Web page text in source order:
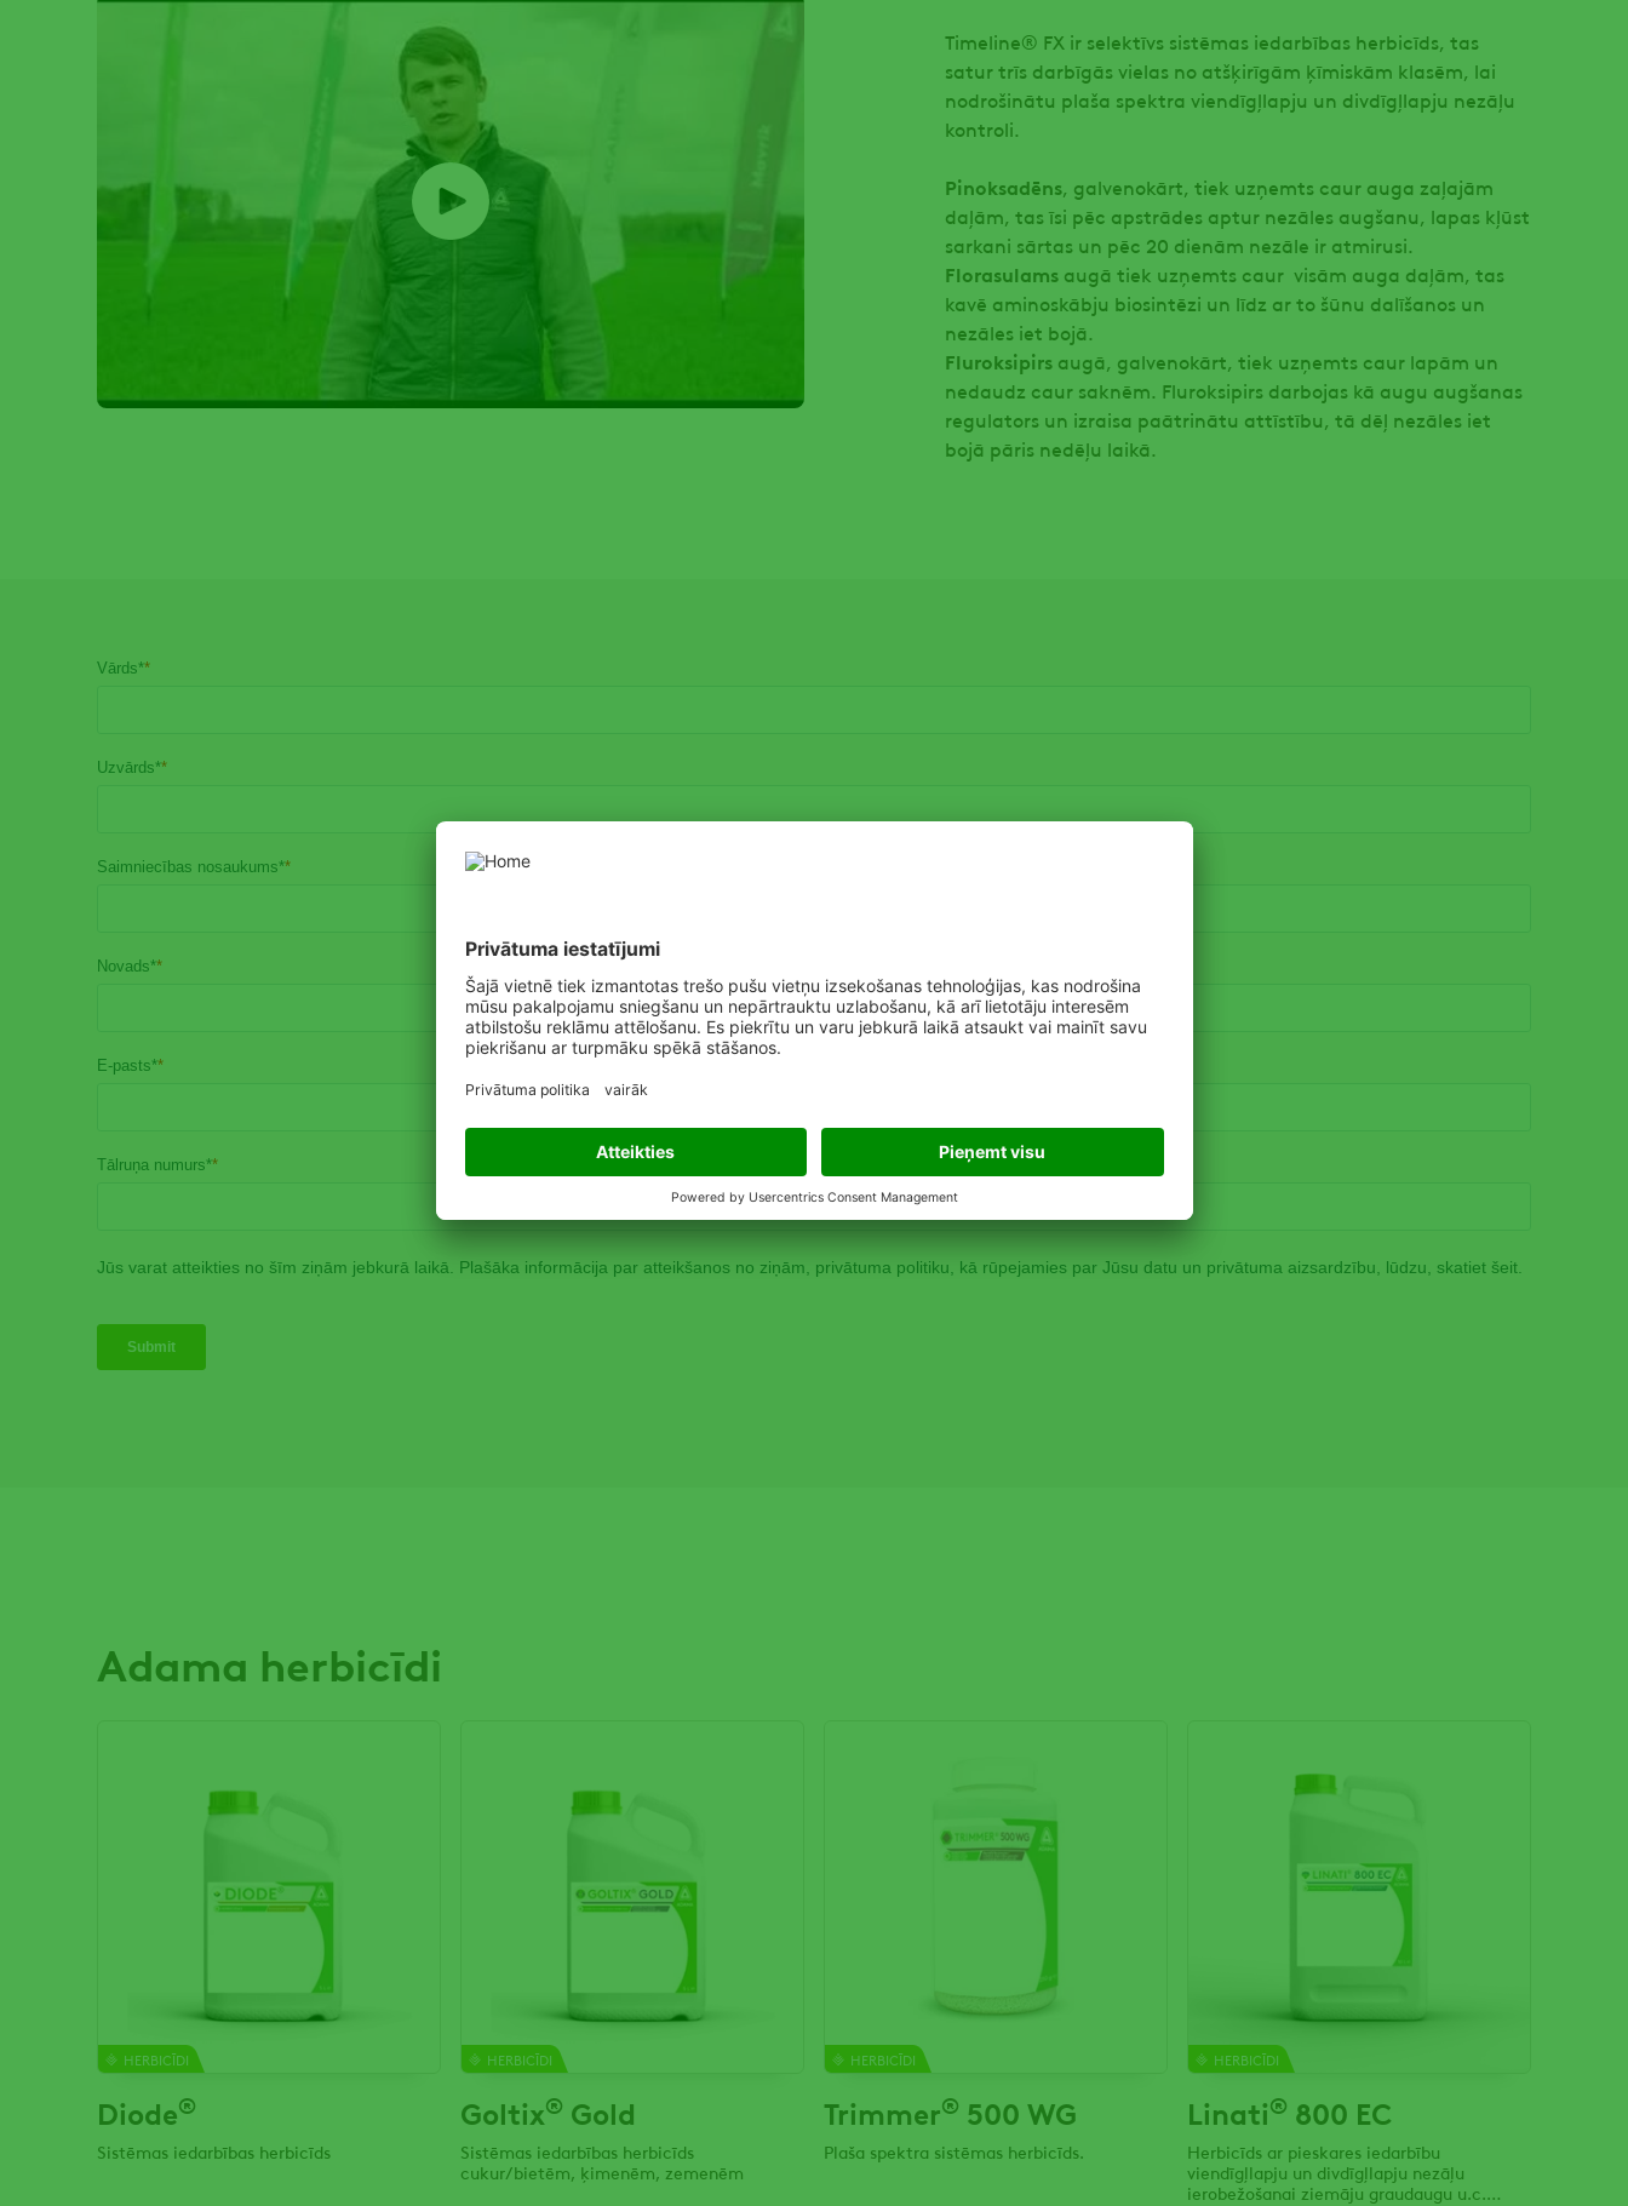
Timeline® FX ir selektīvs sistēmas iedarbības herbicīds, tas
satur trīs darbīgās vielas no atšķirīgām ķīmiskām klasēm, lai
nodrošinātu plaša spektra viendīgļlapju un divdīgļlapju nezāļu
kontroli.
Pinoksadēns, galvenokārt, tiek uzņemts caur auga zaļajām
daļām, tas īsi pēc apstrādes aptur nezāles augšanu, lapas kļūst
sarkani sārtas un pēc 20 dienām nezāle ir atmirusi.
Florasulams augā tiek uzņemts caur visām auga daļām, tas
kavē aminoskābju biosintēzi un līdz ar to šūnu dalīšanos un
nezāles iet bojā.
Fluroksipirs augā, galvenokārt, tiek uzņemts caur lapām un
nedaudz caur saknēm. Fluroksipirs darbojas kā augu augšanas
regulators un izraisa paātrinātu attīstību, tā dēļ nezāles iet
bojā pāris nedēļu laikā.
Adama herbicīdi
HERBICĪDI
Diode®
Sistēmas iedarbības herbicīds
HERBICĪDI
Goltix® Gold
Sistēmas iedarbības herbicīds
cukur/bietēm, ķimenēm, zemenēm
HERBICĪDI
Trimmer® 500 WG
Plaša spektra sistēmas herbicīds.
HERBICĪDI
Linati® 800 EC
Herbicīds ar pieskares iedarbību
viendīgļlapju un divdīgļlapju nezāļu
ierobežošanai ziemāju graudaugu u.c.